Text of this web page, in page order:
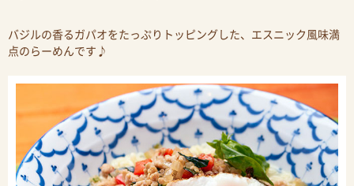
バジルの香るガパオをたっぷりトッピングした、エスニック風味満
点のらーめんです♪